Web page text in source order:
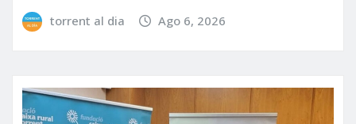
torrent al dia Ago 6, 2026